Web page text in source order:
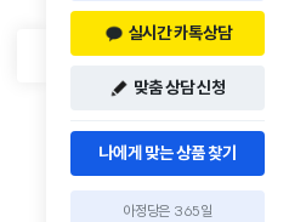
실시간 카톡상담
맞춤 상담 신청
나에게 맞는 상품 찾기
아정당은 365일